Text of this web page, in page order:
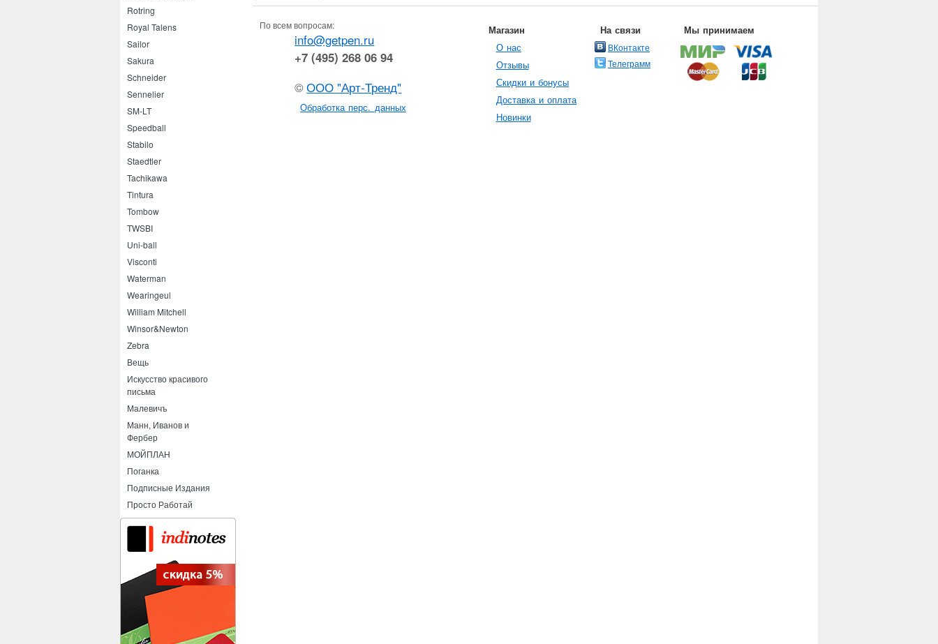
Rotring
Royal Talens
Sailor
Sakura
Schneider
Sennelier
SM-LT
Speedball
Stabilo
Staedtler
Tachikawa
Tintura
Tombow
TWSBI
Uni-ball
Visconti
Waterman
Wearingeul
William Mitchell
Winsor&Newton
Zebra
Вещь
Искусство красивого
письма
Малевичъ
Манн, Иванов и
Фербер
МОЙПЛАН
Поганка
Подписные Издания
Просто Работай
По всем вопросам:
info@getpen.ru
+7 (495) 268 06 94
©ООО "Арт-Тренд"
Обработка перс. данных
Магазин
О нас
Отзывы
Скидки и бонусы
Доставка и оплата
Новинки
На связи
ВКонтакте
Телеграмм
Мы принимаем